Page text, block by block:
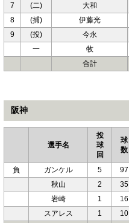
7
(二)
大和
8
(捕)
伊藤光
9
(投)
今永
一
牧
合計
阪神
選手名
投
球
回
球
数
負 ガンケル 5
97
秋山
2
35
岩崎
1
16
スアレス
1
10